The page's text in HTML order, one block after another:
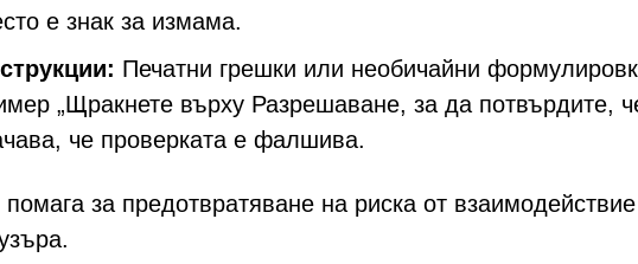
е знак за измама.
Печатни грешки или необичайни
„Щракнете върху Разрешаване, за да потвърдите,
че проверката е фалшива.
за предотвратяване на риска от